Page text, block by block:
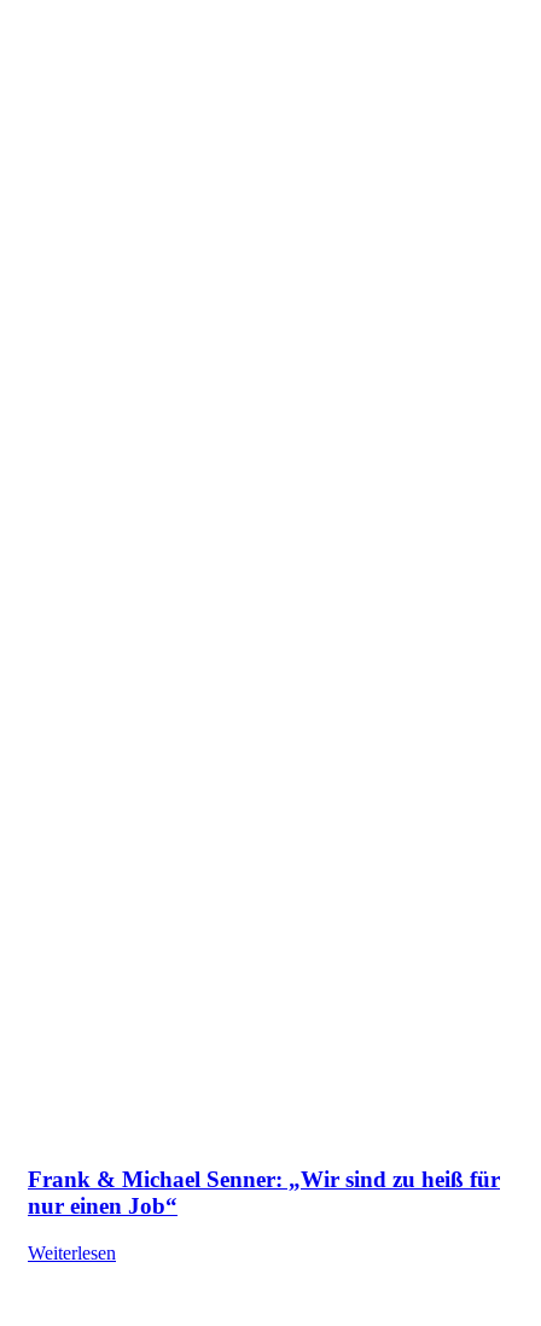
Frank & Michael Senner: „Wir sind zu heiß für
nur einen Job“
Weiterlesen